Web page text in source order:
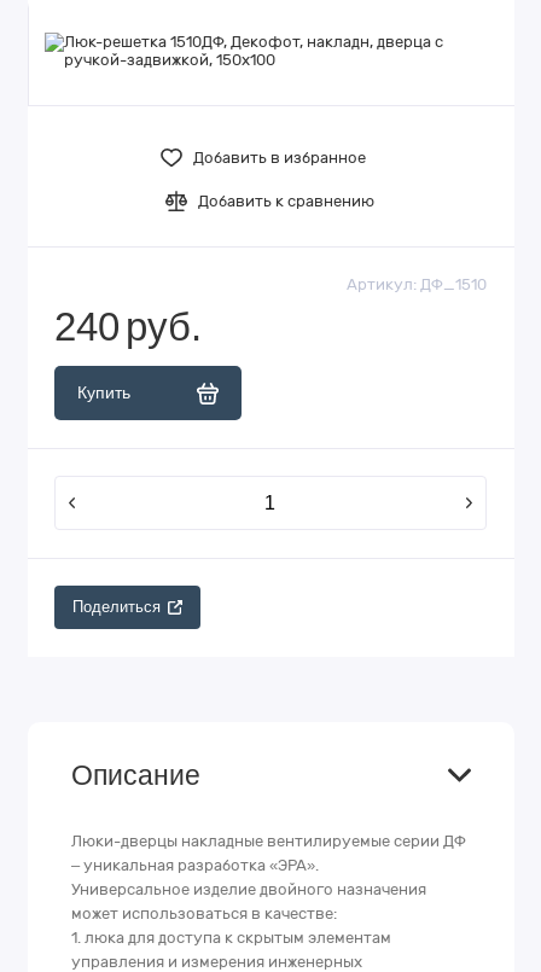
Добавить в избранное
Добавить к сравнению
Артикул: ДФ_1510
240 руб.
Купить
Поделиться
Описание
Люки-дверцы накладные вентилируемые серии ДФ
– уникальная разработка «ЭРА».
Универсальное изделие двойного назначения
может использоваться в качестве:
1. люка для доступа к скрытым элементам
управления и измерения инженерных